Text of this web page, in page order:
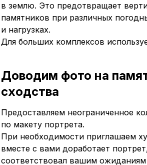
в землю. Это предотвращает
памятников при различных
и нагрузках.
Для больших комплексов
Доводим фото на
сходства
Предоставляем неограниченное
по макету портрета.
При необходимости приглашаем
вместе с вами доработает
соответствовал вашим ожиданиям